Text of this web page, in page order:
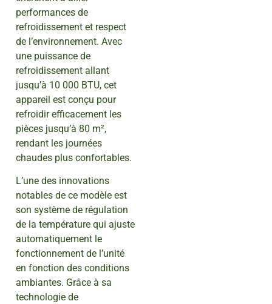
performances de
refroidissement et respect
de l’environnement. Avec
une puissance de
refroidissement allant
jusqu’à 10 000 BTU, cet
appareil est conçu pour
refroidir efficacement les
pièces jusqu’à 80 m²,
rendant les journées
chaudes plus confortables.
L’une des innovations
notables de ce modèle est
son système de régulation
de la température qui ajuste
automatiquement le
fonctionnement de l’unité
en fonction des conditions
ambiantes. Grâce à sa
technologie de